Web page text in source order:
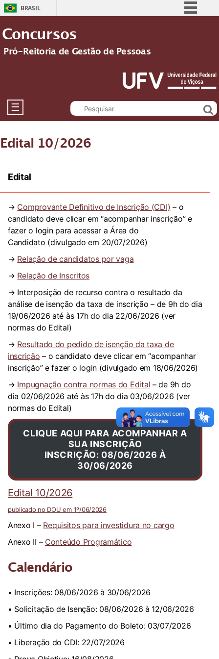
BRASIL
Participe
Acesso à informação
Legislação
Canais
Concursos
Pró-Reitoria de Gestão de Pessoas
☰
Edital 10/2026
Edital
→ Comprovante Definitivo de Inscrição (CDI) – o
candidato deve clicar em “acompanhar inscrição” e
fazer o login para acessar a Área do
Candidato (divulgado em 20/07/2026)
→ Relação de candidatos por vaga
→ Relação de Inscritos
→ Interposição de recurso contra o resultado da
análise de isenção da taxa de inscrição – de 9h do dia
19/06/2026 até às 17h do dia 22/06/2026 (ver
normas do Edital)
→ Resultado do pedido de isenção da taxa de
inscrição – o candidato deve clicar em “acompanhar
inscrição” e fazer o login (divulgado em 18/06/2026)
→ Impugnação contra normas do Edital – de 9h do
dia 02/06/2026 até às 17h do dia 03/06/2026 (ver
normas do Edital)
CLIQUE AQUI PARA ACOMPANHAR A
SUA INSCRIÇÃO
INSCRIÇÃO: 08/06/2026 À
30/06/2026
Edital 10/2026
publicado no DOU em 1º/06/2026
Anexo I – Requisitos para investidura no cargo
Anexo II – Conteúdo Programático
Calendário
• Inscrições: 08/06/2026 à 30/06/2026
• Solicitação de Isenção: 08/06/2026 à 12/06/2026
• Último dia do Pagamento do Boleto: 03/07/2026
• Liberação do CDI: 22/07/2026